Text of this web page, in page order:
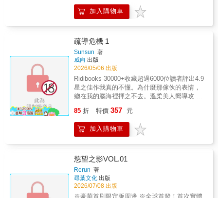
published by arrangement with DAON STUDIO
through RIVERSE Inc.Taiwan translation ©
KADOKAWA TAIWAN CORPORATION
噩夢，將摧毀所有自欺欺人的假象……艾利亞
斯受人引誘，深陷專為貴族子弟開設的頂級賭
此時喚醒她刻意遺忘的回憶──那些夜復一夜的
夢遊症狀與不明驚懼，似乎都源自舒莉與已逝
丈夫不為人知的過往。隨著真相浮出水面，潛
伏的狩獵者步步進逼，舒莉竭力維繫的安穩生
活，已然岌岌可危……
加入購物車
疏導危機 1
Sunsun 著
威向 出版
2026/05/06 出版
Ridibooks 30000+收藏超過6000位讀者評出4.9
星之佳作我真的不懂。為什麼那傢伙的表情，
總在我的腦海裡揮之不去。溫柔美人嚮導攻 X
85 折 特價 357 元
加入購物車
慾望之影VOL.01
Rerun 著
尋葉文化 出版
2026/07/08 出版
※豪華首刷限定版周邊 ※全球首發！首次實體